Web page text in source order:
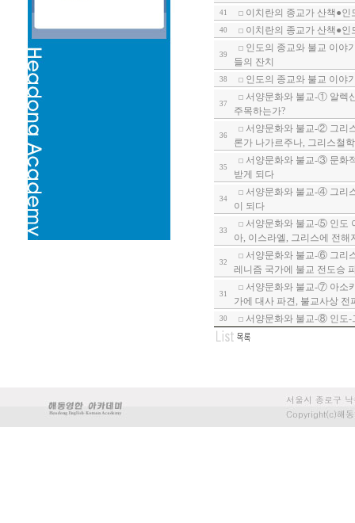
41 이치란의 종교가 산책●인
40 이치란의 종교가 산책●인
39
인도의 종교와 불교 이야
들의 잔치
38 인도의 종교와 불교 이야
37
서양문화와 불교-① 알렉
주목하는가?
36
서양문화와 불교-② 그리
론가 나가르주나, 그리스철
35
서양문화와 불교-③ 문화
받게 되다
34
서양문화와 불교-④ 그리
이 되다
33
서양문화와 불교-⑤ 인도
아, 이스라엘, 그리스에 전해
32
서양문화와 불교-⑥ 그리
레니즘 국가에 불교 전도승
31
서양문화와 불교-⑦ 아소
가에 대사 파견, 불교사상 전
30 서양문화와 불교-⑧ 인도-